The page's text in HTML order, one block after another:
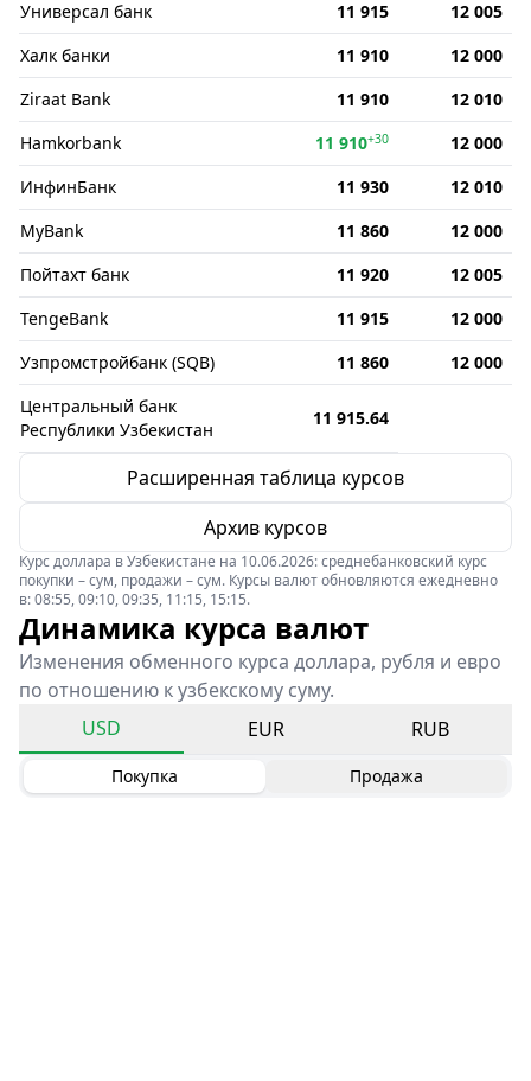
Универсал банк
11 915
12 005
Халк банки
11 910
12 000
Ziraat Bank
11 910
12 010
Hamkorbank
11 910+30
12 000
ИнфинБанк
11 930
12 010
MyBank
11 860
12 000
Пойтахт банк
11 920
12 005
TengeBank
11 915
12 000
Узпромстройбанк (SQB)
11 860
12 000
Центральный банк
Республики Узбекистан
11 915.64
Расширенная таблица курсов
Архив курсов
Курс доллара в Узбекистане на 10.06.2026: среднебанковский курс
покупки – сум, продажи – сум. Курсы валют обновляются ежедневно
в: 08:55, 09:10, 09:35, 11:15, 15:15.
Динамика курса валют
Изменения обменного курса доллара, рубля и евро
по отношению к узбекскому суму.
USD
EUR RUB
Покупка Продажа